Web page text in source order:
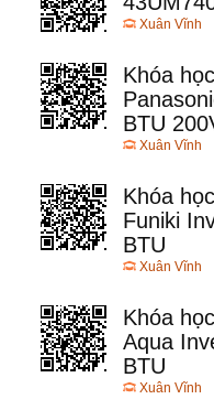
Xuân Vĩnh
Khóa
BTU
Xuân Vĩnh
Khóa
Funiki
BTU
Xuân Vĩnh
Khóa
Aqua
BTU
Xuân Vĩnh